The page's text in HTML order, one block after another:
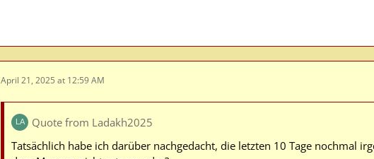
April 21, 2025 at 12:59 AM
Quote from Ladakh2025
Tatsächlich habe ich darüber nachgedacht, die letzten 10 Tage nochmal